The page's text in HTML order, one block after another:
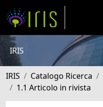
IRIS
IRIS Catalogo Ricerca
1.1 Articolo in rivista